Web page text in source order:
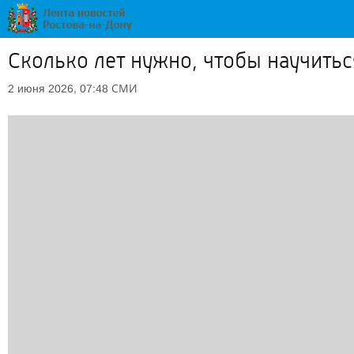
Сколько лет нужно, чтобы
2 июня 2026, 07:48 СМИ